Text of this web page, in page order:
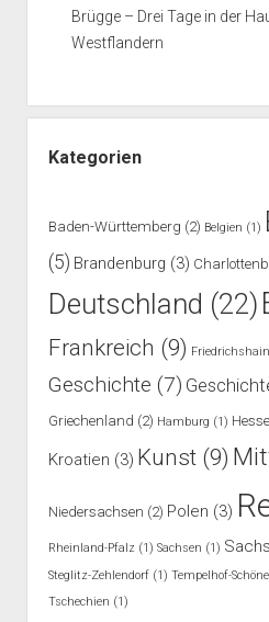
Brügge – Drei Tage in der
Westflandern
Kategorien
Baden-Württemberg (2) Belgien (1)
(5) Brandenburg (3)
Deutschland (22)
Frankreich (9)
Geschichte (7)
Griechenland (2) Hamburg (1)
Kroatien (3) Kunst(9)
Niedersachsen (2) Polen (3)
Rheinland-Pfalz(1) Sachsen (1)
Steglitz-Zehlendorf(1) Tempelhof-
Tschechien (1)